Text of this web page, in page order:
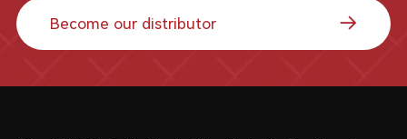
Become our distributor